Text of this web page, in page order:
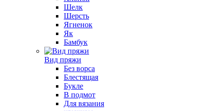
Шелк
Шерсть
Ягненок
Як
Бамбук
Вид пряжи
Без ворса
Блестящая
Букле
В подмот
Для вязания